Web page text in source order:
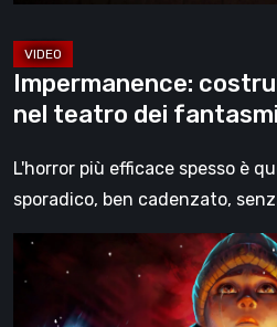
Impermanence:
nel teatro dei
L'horror più efficace spesso è
sporadico, ben cadenzato,
Hollow
Home